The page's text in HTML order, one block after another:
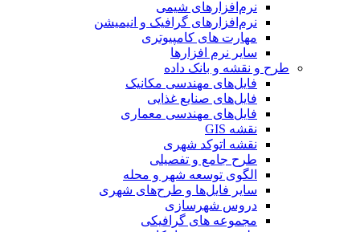
نرم‌افزارهای شیمی
نرم‌افزارهای گرافیک و انیمیشن
مهارت های کامپیوتری
سایر نرم افزارها
طرح و نقشه و بانک داده
فایل‌های مهندسی مکانیک
فایل‌های صنایع غذایی
فایل‌های مهندسی معماری
نقشه GIS
نقشه اتوکد شهری
طرح جامع و تفصیلی
الگوی توسعه شهر و محله
سایر فایل‌ها و طرح‌های شهری
دروس شهرسازی
مجموعه های گرافیکی